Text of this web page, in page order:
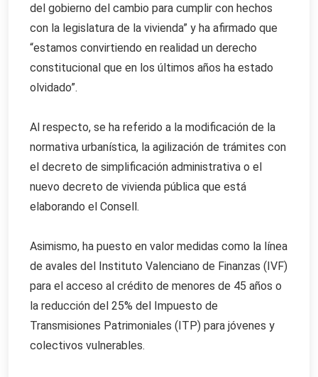
del gobierno del cambio para cumplir con hechos
con la legislatura de la vivienda” y ha afirmado que
“estamos convirtiendo en realidad un derecho
constitucional que en los últimos años ha estado
olvidado”.
Al respecto, se ha referido a la modificación de la
normativa urbanística, la agilización de trámites con
el decreto de simplificación administrativa o el
nuevo decreto de vivienda pública que está
elaborando el Consell.
Asimismo, ha puesto en valor medidas como la línea
de avales del Instituto Valenciano de Finanzas (IVF)
para el acceso al crédito de menores de 45 años o
la reducción del 25% del Impuesto de
Transmisiones Patrimoniales (ITP) para jóvenes y
colectivos vulnerables.